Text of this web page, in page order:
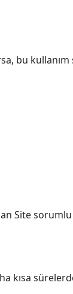
bu
Site
kısa